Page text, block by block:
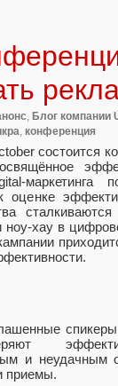
, Блог компании
, конференция
состоится
маркетинга
оценке
ноу-хау в
и неудачным
приемы.